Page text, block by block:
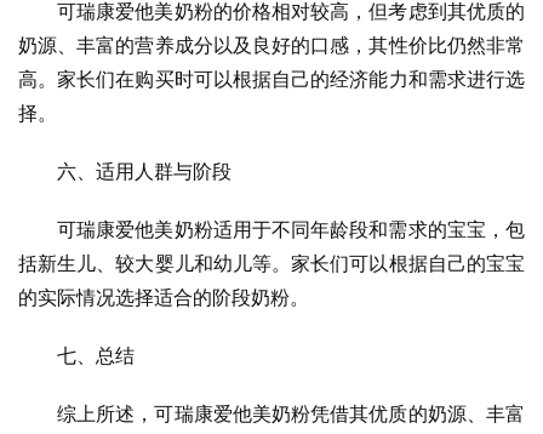
可瑞康爱他美奶粉的价格相对较高，但考虑到其优质的
奶源、丰富的营养成分以及良好的口感，其性价比仍然非常
高。家长们在购买时可以根据自己的经济能力和需求进行选
择。
六、适用人群与阶段
可瑞康爱他美奶粉适用于不同年龄段和需求的宝宝，包
括新生儿、较大婴儿和幼儿等。家长们可以根据自己的宝宝
的实际情况选择适合的阶段奶粉。
七、总结
综上所述，可瑞康爱他美奶粉凭借其优质的奶源、丰富